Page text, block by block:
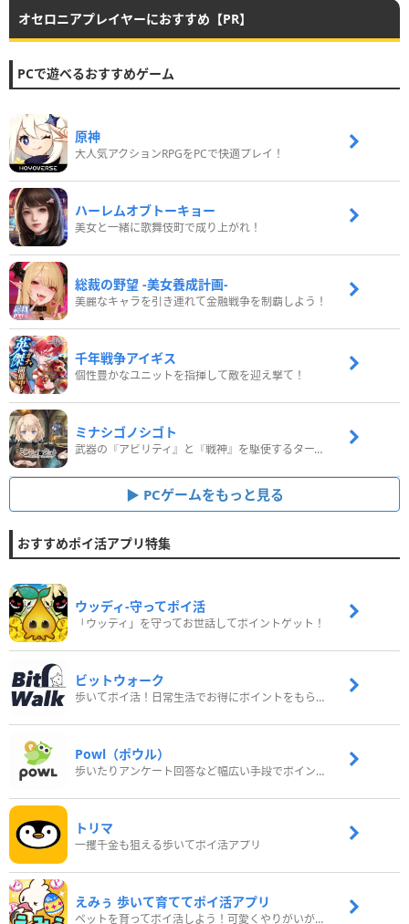
オセロニアプレイヤーにおすすめ【PR】
PCで遊べるおすすめゲーム
原神
大人気アクションRPGをPCで快適プレイ！
ハーレムオブトーキョー
美女と一緒に歌舞伎町で成り上がれ！
総裁の野望 -美女養成計画-
美麗なキャラを引き連れて金融戦争を制覇しよう！
千年戦争アイギス
個性豊かなユニットを指揮して敵を迎え撃て！
ミナシゴノシゴト
武器の『アビリティ』と『戦神』を駆使するターン制コマンドバトルRPG！
PCゲームをもっと見る
おすすめポイ活アプリ特集
ウッディ‐守ってポイ活
「ウッディ」を守ってお世話してポイントゲット！
ビットウォーク
歩いてポイ活！日常生活でお得にポイントをもらおう
Powl（ポウル）
歩いたりアンケート回答など幅広い手段でポイントをゲット
トリマ
一攫千金も狙える歩いてポイ活アプリ
えみぅ 歩いて育ててポイ活アプリ
ペットを育ってポイ活しよう！可愛くやりがいがある新感覚アプリ